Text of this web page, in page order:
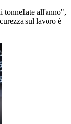
tonnellate all'anno",
sul lavoro è